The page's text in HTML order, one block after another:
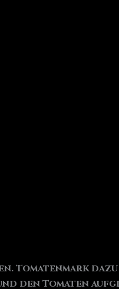
Tomatenmark dazu
den Tomaten